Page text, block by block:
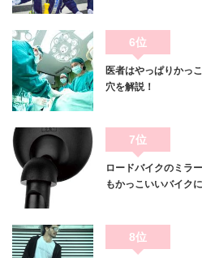
6位
医者はやっぱりかっ
穴を解説！
7位
ロードバイクのミラ
もかっこいいバイク
8位